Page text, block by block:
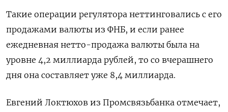
Такие операции регулятора неттинговались с его
продажами валюты из ФНБ, и если ранее
ежедневная нетто-продажа валюты была на
уровне 4,2 миллиарда рублей, то со вчерашнего
дня она составляет уже 8,4 миллиарда.
Евгений Локтюхов из Промсвязьбанка отмечает,